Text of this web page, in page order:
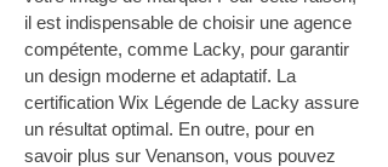
il est indispensable de choisir une agence
compétente, comme Lacky, pour garantir
un design moderne et adaptatif. La
certification Wix Légende de Lacky assure
un résultat optimal. En outre, pour en
savoir plus sur Venanson, vous pouvez